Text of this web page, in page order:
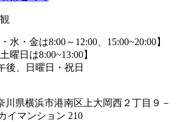
後、日曜日・祝日
川県横浜市港南区上大岡西２丁目９－
イマンション 210